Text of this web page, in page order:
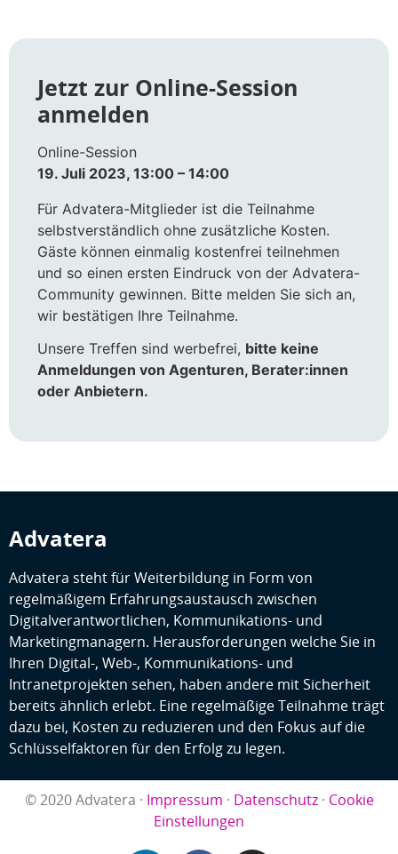
Jetzt zur Online-Session
anmelden
Online-Session
19. Juli 2023, 13:00 – 14:00
Für Advatera-Mitglieder ist die Teilnahme
selbstverständlich ohne zusätzliche Kosten.
Gäste können einmalig kostenfrei teilnehmen
und so einen ersten Eindruck von der Advatera-
Community gewinnen. Bitte melden Sie sich an,
wir bestätigen Ihre Teilnahme.
Unsere Treffen sind werbefrei, bitte keine
Anmeldungen von Agenturen, Berater:innen
oder Anbietern.
Advatera
Advatera steht für Weiterbildung in Form von
regelmäßigem Erfahrungsaustausch zwischen
Digitalverantwortlichen, Kommunikations- und
Marketingmanagern. Herausforderungen welche Sie in
Ihren Digital-, Web-, Kommunikations- und
Intranetprojekten sehen, haben andere mit Sicherheit
bereits ähnlich erlebt. Eine regelmäßige Teilnahme trägt
dazu bei, Kosten zu reduzieren und den Fokus auf die
Schlüsselfaktoren für den Erfolg zu legen.
© 2020 Advatera · Impressum · Datenschutz· Cookie
Einstellungen